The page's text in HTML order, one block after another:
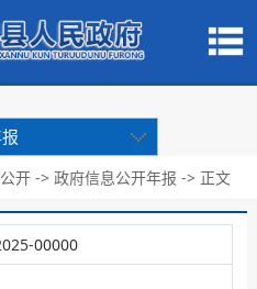
开 -> 政府信息公开年报 -> 正文
00000